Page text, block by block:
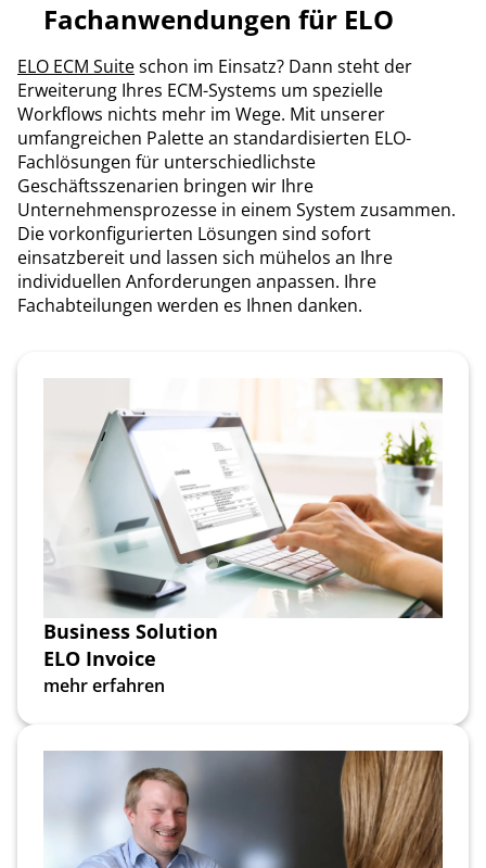
Fachanwendungen für ELO
ELO ECM Suiteschon im Einsatz? Dann steht der
Erweiterung Ihres ECM-Systems um spezielle
Workflows nichts mehr im Wege. Mit unserer
umfangreichen Palette an standardisierten ELO-
Fachlösungen für unterschiedlichste
Geschäftsszenarien bringen wir Ihre
Unternehmensprozesse in einem System zusammen.
Die vorkonfigurierten Lösungen sind sofort
einsatzbereit und lassen sich mühelos an Ihre
individuellen Anforderungen anpassen. Ihre
Fachabteilungen werden es Ihnen danken.
Business Solution
ELO Invoice
mehr erfahren